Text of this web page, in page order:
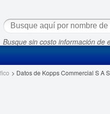
Busque sin costo información de
> Datos de Kopps Commercial S A S